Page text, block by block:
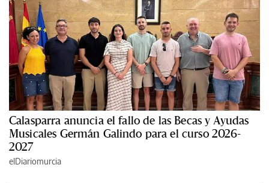
Calasparra anuncia el fallo de las Becas y Ayudas
Musicales Germán Galindo para el curso 2026-
2027
elDiariomurcia